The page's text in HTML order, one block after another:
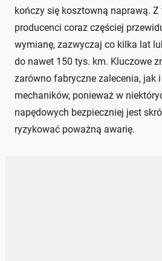
kończy się kosztowną naprawą. Z
producenci coraz częściej
wymianę, zazwyczaj co kilka lat
do nawet 150 tys. km. Kluczowe
zarówno fabryczne zalecenia, jak
mechaników, ponieważ w
napędowych bezpieczniej jest
ryzykować poważną awarię.